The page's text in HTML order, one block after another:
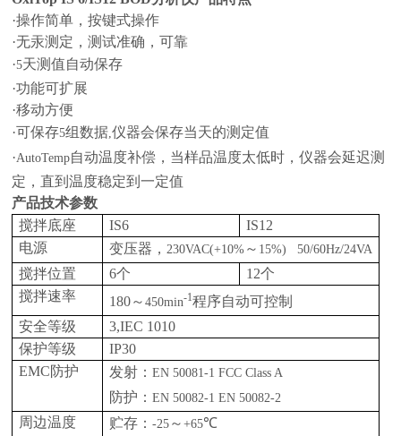
·操作简单，按键式操作
·无汞测定，测试准确，可靠
·5天测值自动保存
·功能可扩展
·移动方便
·可保存5组数据,仪器会保存当天的测定值
·AutoTemp自动温度补偿，当样品温度太低时，仪器会延迟测
定，直到温度稳定到一定值
产品技术参数
搅拌底座
IS6
IS12
电源
变压器， 230VAC(+10% ～ 15%) 50/60Hz/24VA
搅拌位置 6个 12个
搅拌速率
180～450min-1程序自动可控制
安全等级
3,IEC 1010
保护等级
IP30
EMC防护 发射：EN 50081-1 FCC Class A
防护：EN 50082-1 EN 50082-2
周边温度 贮存：-25 ～+65℃